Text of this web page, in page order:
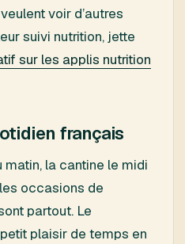
voir d’autres
suivi nutrition, jette
sur les applis nutrition
français
matin, la cantine le midi
occasions de
partout. Le
plaisir de temps en